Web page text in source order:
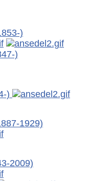
)
)
)
1929)
2009)